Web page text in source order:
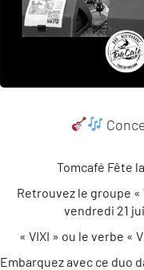
Tomcafé Fête
Retrouvez le groupe
vendredi 21
« VIXI » ou le verbe «
Embarquez avec ce duo